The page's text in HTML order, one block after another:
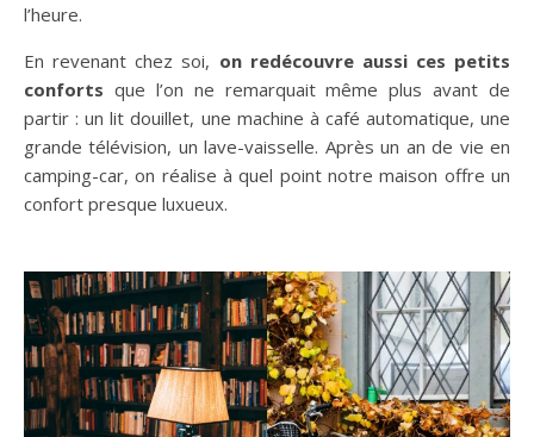
l’heure.
En revenant chez soi, on redécouvre aussi ces petits
conforts que l’on ne remarquait même plus avant de
partir : un lit douillet, une machine à café automatique, une
grande télévision, un lave-vaisselle. Après un an de vie en
camping-car, on réalise à quel point notre maison offre un
confort presque luxueux.